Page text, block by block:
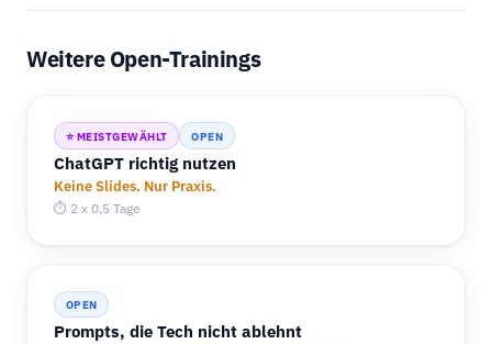
Weitere Open-Trainings
⭐ MEISTGEWÄHLT OPEN
ChatGPT richtig nutzen
Keine Slides. Nur Praxis.
⏱ 2 x 0,5 Tage
OPEN
Prompts, die Tech nicht ablehnt